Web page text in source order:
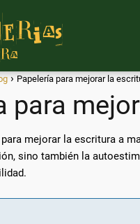
Papelería para mejorar la
para
mejorar la escritura a
sino también la